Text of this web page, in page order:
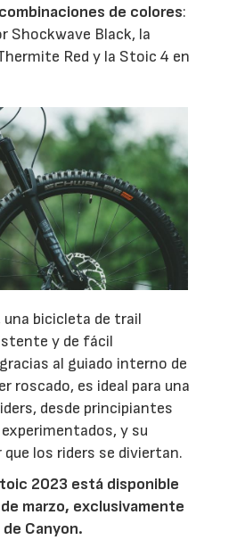
de colores:
Shockwave Black, la
Red y la Stoic 4 en
una bicicleta de trail
y de fácil
al guiado interno de
roscado, es ideal para una
desde principiantes
y su
los riders se diviertan.
2023 está disponible
marzo, exclusivamente
Canyon.